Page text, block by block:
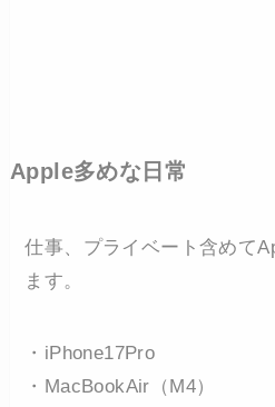
Apple多めな日常
仕事、プライベート含めて
ます。
・iPhone17Pro
・MacBookAir（M4）